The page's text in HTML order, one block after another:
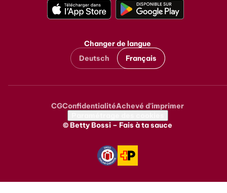
Changer de langue
Deutsch
Français
Metanavigation
CGConfidentialitéAchevé d'imprimer
© Betty Bossi – Fais à ta sauce